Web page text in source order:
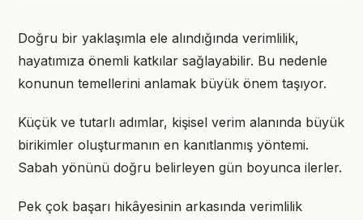
Doğru bir yaklaşımla ele alındığında verimlilik,
hayatımıza önemli katkılar sağlayabilir. Bu nedenle
konunun temellerini anlamak büyük önem taşıyor.
Küçük ve tutarlı adımlar, kişisel verim alanında büyük
birikimler oluşturmanın en kanıtlanmış yöntemi.
Sabah yönünü doğru belirleyen gün boyunca ilerler.
Pek çok başarı hikâyesinin arkasında verimlilik